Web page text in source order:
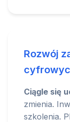
Rozwój
Ciągle się
zmienia.
szkolenia.